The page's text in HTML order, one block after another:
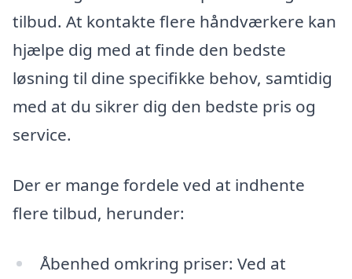
tilbud. At kontakte flere håndværkere kan
hjælpe dig med at finde den bedste
løsning til dine specifikke behov, samtidig
med at du sikrer dig den bedste pris og
service.
Der er mange fordele ved at indhente
flere tilbud, herunder:
Åbenhed omkring priser: Ved at